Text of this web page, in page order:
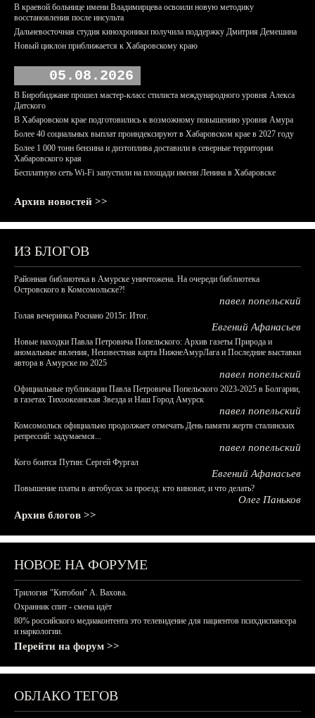
В краевой больнице имени Владимирцева освоили новую методику
восстановления после инсульта
Дальневосточная студия кинохроники получила поддержку Дмитрия Демешина
Новый циклон приближается к Хабаровскому краю
05.08.2026
В Биробиджане прошел мастер-класс стилиста международного уровня Алекса
Датского
В Хабаровском крае подготовились к возможному повышению уровня Амура
Более 40 социальных выплат проиндексируют в Хабаровском крае в 2027 году
Более 1 000 тонн бензина и дизтоплива доставили в северные территории
Хабаровского края
Бесплатную сеть Wi-Fi запустили на площади имени Ленина в Хабаровске
Архив новостей >>
ИЗ БЛОГОВ
Районная библиотека в Амурске уничтожена. На очереди библиотека
Островского в Комсомольске?!
павел попельский
Голая вечеринка Роснано 2015г. Итог.
Евгений Афанасьев
Новые находки Павла Петровича Попельского: Архив газеты Природа и
аномальные явления, Неизвестная карта НижнеАмурЛага и Последние выставки
автора в Амурске по 2025
павел попельский
Официальные публикации Павла Петровича Попельского 2023-2025 в Болгарии,
в газетах Тихоокеанская Звезда и Наш Город Амурск
павел попельский
Комсомольск официально продолжает отмечать День памяти жертв сталинских
репрессий: задумаемся...
павел попельский
Кого боится Путин: Сергей Фургал
Евгений Афанасьев
Повышение платы в автобусах за проезд: кто виноват, и что делать?
Олег Паньков
Архив блогов >>
НОВОЕ НА ФОРУМЕ
Трилогия "Китобои" А. Вахова.
Охранник спит - смена идёт
80% российского медиаконтента это телевидение для пациентов психдиспансера
и наркологии.
Перейти на форум >>
ОБЛАКО ТЕГОВ